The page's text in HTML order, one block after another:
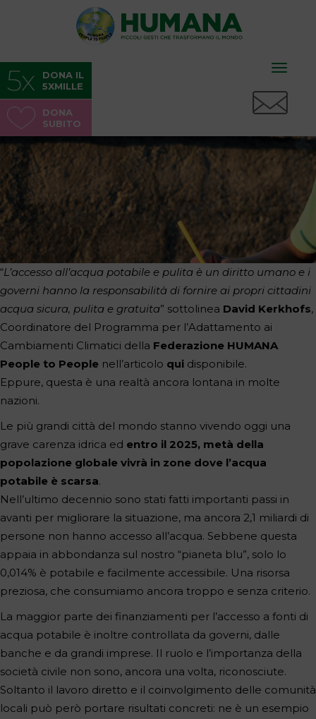
Toggle
DONA
SUBITO
DONA IL
5XMILLE
“L’accesso all’acqua potabile e pulita è un diritto umano e i
governi hanno la responsabilità di fornire ai propri cittadini
acqua sicura, pulita e gratuita” sottolinea David Kerkhofs,
Coordinatore del Programma per l’Adattamento ai
Cambiamenti Climatici della Federazione HUMANA
People to People nell’articolo qui disponibile.
Eppure, questa è una realtà ancora lontana in molte
nazioni.
Le più grandi città del mondo stanno vivendo oggi una
grave carenza idrica ed entro il 2025, metà della
popolazione globale vivrà in zone dove l’acqua
potabile è scarsa.
Nell’ultimo decennio sono stati fatti importanti passi in
avanti per migliorare la situazione, ma ancora 2,1 miliardi di
persone non hanno accesso all’acqua. Sebbene questa
appaia in abbondanza sul nostro “pianeta blu”, solo lo
0,014% è potabile e facilmente accessibile. Una risorsa
preziosa, che consumiamo ancora troppo e senza criterio.
La maggior parte dei finanziamenti per l’accesso a fonti di
acqua potabile è inoltre controllata da governi, dalle
banche e da grandi imprese. Il ruolo e l’importanza della
società civile non sono, ancora una volta, riconosciute.
Soltanto il lavoro diretto e il coinvolgimento delle comunità
locali può però portare risultati concreti: ne è un esempio